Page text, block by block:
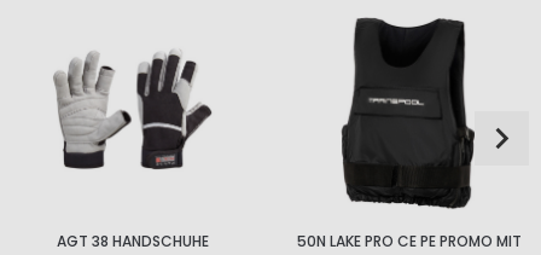
AGT 38 HANDSCHUHE
50N LAKE PRO CE PE PROMO MIT